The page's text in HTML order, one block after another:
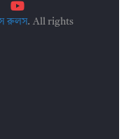
রুলস. All rights